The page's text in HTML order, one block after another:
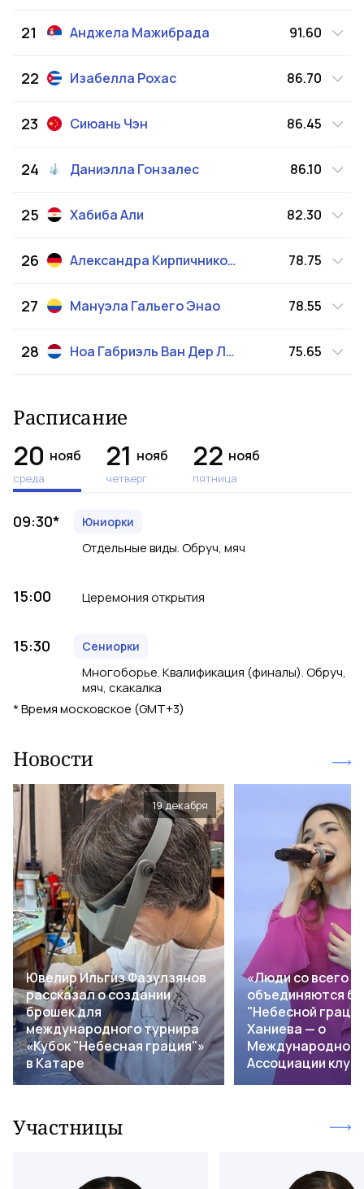
21 Анджела Мажибрада 91.60
22 Изабелла Рохас 86.70
23 Сиюань Чэн 86.45
24 Даниэлла Гонзалес 86.10
25 ХабибаАли 82.30
26 Александра Кирпичникова 78.75
27 Мануэла Гальего Энао 78.55
28 Ноа Габриэль Ван Дер Лан 75.65
Расписание
20 нояб
среда
21 нояб
четверг
22 нояб
пятница
09:30* Юниорки
Отдельные виды. Обруч, мяч
15:00 Церемония открытия
15:30 Сениорки
Многоборье. Квалификация (финалы). Обруч,
мяч, скакалка
*Время московское (GMT+3)
Новости
19 декабря
Ювелир Ильгиз Фазулзянов
рассказал о создании
брошек для
международного турнира
«Кубок "Небесная грация"»
в Катаре
«Люди со всего
объединяются
"Небесной
Ханиева — о
Международной
Ассоциации
Участницы